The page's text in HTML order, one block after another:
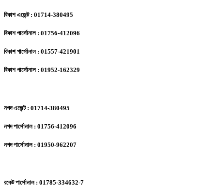
বিকাশ এজেন্ট : 01714-380495
বিকাশ পার্সোনাল : 01756-412096
বিকাশ পার্সোনাল : 01557-421901
বিকাশ পার্সোনাল : 01952-162329
নগদ এজেন্ট : 01714-380495
নগদ পার্সোনাল : 01756-412096
নগদ পার্সোনাল : 01950-962207
রকেট পার্সোনাল : 01785-334632-7